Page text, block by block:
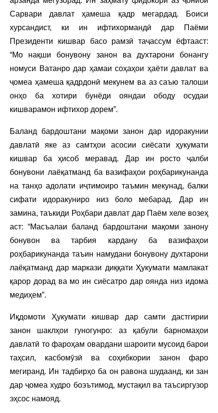
Сарвари давлат ҳамеша қадр мегардад. Боиси
хурсандист, ки ин ифтихормандӣ дар Паёми
Президенти кишвар басо рамзӣ таҷассум ёфтааст:
“Мо нақши бонувону занон ва духтарони бонангу
номуси Ватанро дар ҳамаи соҳаҳои ҳаёти давлат ва
ҷомеа ҳамеша қадрдонӣ мекунем ва аз саъю талоши
онҳо ба хотири бунёди ояндаи ободу осудаи
кишварамон ифтихор дорем”.
Баланд бардоштани мақоми занон дар идоракунии
давлатӣ яке аз самтҳои асосии сиёсати ҳукумати
кишвар ба ҳисоб меравад. Дар ин росто ҷалби
бонувони лаёқатманд ба вазифаҳои роҳбарикунанда
на танҳо адолати иҷтимоиро таъмин мекунад, балки
сифати идоракуниро низ боло мебарад. Дар ин
замина, таъкиди Роҳбари давлат дар Паём хеле возеҳ
аст: “Масъалаи баланд бардоштани мақоми занону
бонувон ва тарбия кардану ба вазифаҳои
роҳбарикунанда таъин намудани бонувону духтарони
лаёқатманд дар маркази диққати Ҳукумати мамлакат
қарор дорад ва мо ин сиёсатро дар оянда низ идома
медиҳем”.
Иқдомоти Ҳукумати кишвар дар самти дастгирии
занон шаклҳои гуногунро: аз қабули барномаҳои
давлатӣ то фароҳам овардани шароити мусоид барои
таҳсил, касбомӯзӣ ва соҳибкории занон фаро
мегиранд. Ин тадбирҳо ба он равона шудаанд, ки зан
дар ҷомеа худро боэътимод, мустақил ва таъсиргузор
эҳсос намояд.